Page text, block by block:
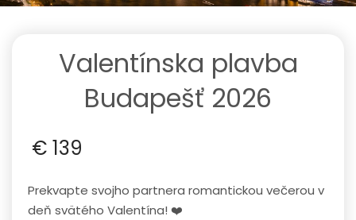
Valentínska plavba
Budapešť 2026
€ 139
Prekvapte svojho partnera romantickou večerou v
deň svätého Valentína! ❤️